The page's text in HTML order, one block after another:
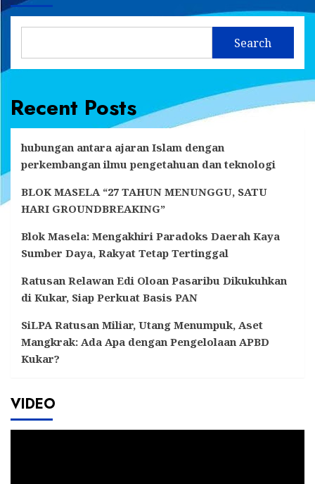
Search
Recent Posts
hubungan antara ajaran Islam dengan
perkembangan ilmu pengetahuan dan teknologi
BLOK MASELA “27 TAHUN MENUNGGU, SATU
HARI GROUNDBREAKING”
Blok Masela: Mengakhiri Paradoks Daerah Kaya
Sumber Daya, Rakyat Tetap Tertinggal
Ratusan Relawan Edi Oloan Pasaribu Dikukuhkan
di Kukar, Siap Perkuat Basis PAN
SiLPA Ratusan Miliar, Utang Menumpuk, Aset
Mangkrak: Ada Apa dengan Pengelolaan APBD
Kukar?
VIDEO